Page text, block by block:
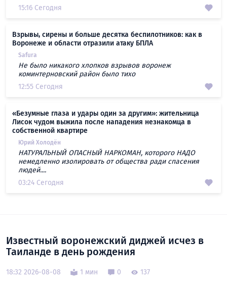
15:16 Сегодня
Взрывы, сирены и больше десятка беспилотников: как в
Воронеже и области отразили атаку БПЛА
Safura
Не было никакого хлопков взрывов воронеж
коминтерновский район было тихо
12:55 Сегодня
«Безумные глаза и удары один за другим»: жительница
Лисок чудом выжила после нападения незнакомца в
собственной квартире
Юрий Холодён
НАТУРАЛЬНЫЙ ОПАСНЫЙ НАРКОМАН, которого НАДО
немедленно изолировать от общества ради спасения
людей....
03:24 Сегодня
Известный воронежский диджей исчез в
Таиланде в день рождения
18:32 2026-08-08 1 мин 0 137